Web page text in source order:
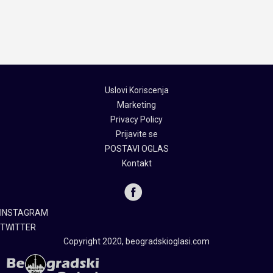
Uslovi Koriscenja
Marketing
Privacy Policy
Prijavite se
POSTAVI OGLAS
Kontakt
INSTAGRAM
TWITTER
Copyright 2020, beogradskioglasi.com